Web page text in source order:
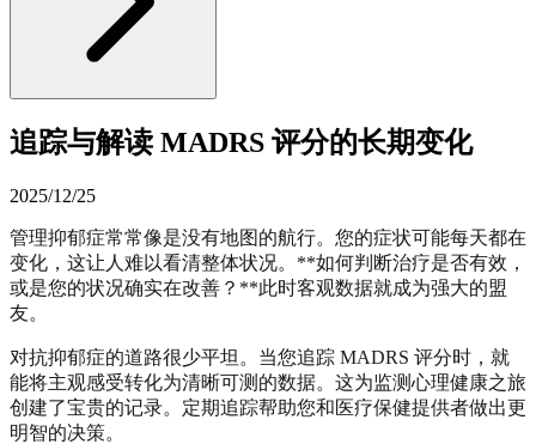
追踪与解读 MADRS 评分的长期变化
2025/12/25
管理抑郁症常常像是没有地图的航行。您的症状可能每天都在
变化，这让人难以看清整体状况。**如何判断治疗是否有效，
或是您的状况确实在改善？**此时客观数据就成为强大的盟
友。
对抗抑郁症的道路很少平坦。当您追踪 MADRS 评分时，就
能将主观感受转化为清晰可测的数据。这为监测心理健康之旅
创建了宝贵的记录。定期追踪帮助您和医疗保健提供者做出更
明智的决策。